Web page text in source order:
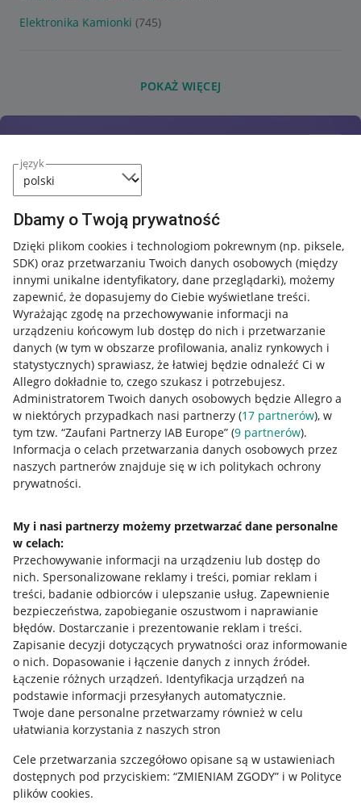
język
Dbamy o Twoją prywatność
Dzięki plikom cookies i technologiom pokrewnym (np. piksele,
SDK) oraz przetwarzaniu Twoich danych osobowych (między
innymi unikalne identyfikatory, dane przeglądarki), możemy
zapewnić, że dopasujemy do Ciebie wyświetlane treści.
Wyrażając zgodę na przechowywanie informacji na
urządzeniu końcowym lub dostęp do nich i przetwarzanie
danych (w tym w obszarze profilowania, analiz rynkowych i
statystycznych) sprawiasz, że łatwiej będzie odnaleźć Ci w
Allegro dokładnie to, czego szukasz i potrzebujesz.
Administratorem Twoich danych osobowych będzie Allegro a
w niektórych przypadkach nasi partnerzy (17 partnerów), w
tym tzw. “Zaufani Partnerzy IAB Europe” (9 partnerów).
Informacja o celach przetwarzania danych osobowych przez
naszych partnerów znajduje się w ich politykach ochrony
prywatności.
My i nasi partnerzy możemy przetwarzać dane personalne
w celach:
Przechowywanie informacji na urządzeniu lub dostęp do
nich. Spersonalizowane reklamy i treści, pomiar reklam i
treści, badanie odbiorców i ulepszanie usług. Zapewnienie
bezpieczeństwa, zapobieganie oszustwom i naprawianie
błędów. Dostarczanie i prezentowanie reklam i treści.
Zapisanie decyzji dotyczących prywatności oraz informowanie
o nich. Dopasowanie i łączenie danych z innych źródeł.
Łączenie różnych urządzeń. Identyfikacja urządzeń na
podstawie informacji przesyłanych automatycznie.
Twoje dane personalne przetwarzamy również w celu
ułatwiania korzystania z naszych stron
Cele przetwarzania szczegółowo opisane są w ustawieniach
dostępnych pod przyciskiem: “ZMIENIAM ZGODY” i w Polityce
plików cookies.
Elektronika Kamionki (745)
POKAŻ WIĘCEJ
Przydatne informacje
Jak to działa
Allegro Gadane dla sprzedających
Allegro Gadane dla kupujących
Mapa miejscowości
Informacje prawne
Regulamin
Polityka plików "cookies"
Ustawienia plików "cookies"
Udostępnianie lokalizacji
Informacje dla Aktu o Usługach Cyfrowych